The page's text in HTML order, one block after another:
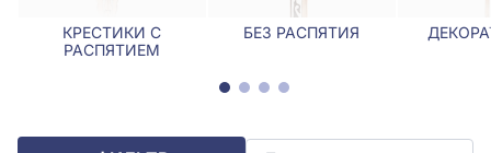
КРЕСТИКИ С
РАСПЯТИЕМ
БЕЗ РАСПЯТИЯ